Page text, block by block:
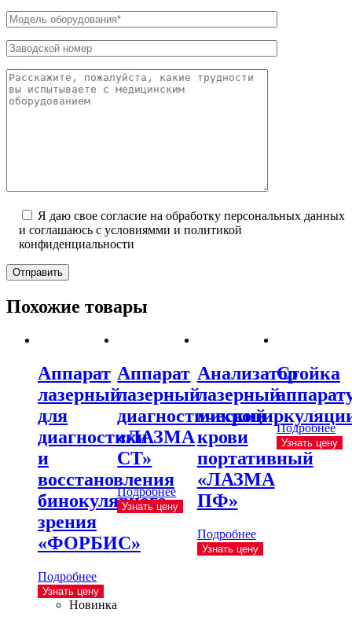
Я даю свое согласие на обработку персональных данных
и соглашаюсь с условиямми и политикой
конфиденциальности
Отправить
Похожие товары
Аппарат
лазерный
для
диагностики
и
восстановления
бинокулярного
зрения
«ФОРБИС»
Подробнее
Узнать цену
Новинка
Аппарат
лазерный
диагностический
«ЛАЗМА
СТ»
Подробнее
Узнать цену
Анализатор
лазерный
крови
портативный
«ЛАЗМА
ПФ»
Подробнее
Узнать цену
Стойка
Подробнее
Узнать цену